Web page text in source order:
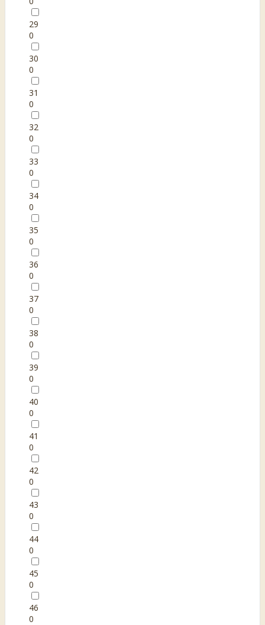
29
0
30
0
31
0
32
0
33
0
34
0
35
0
36
0
37
0
38
0
39
0
40
0
41
0
42
0
43
0
44
0
45
0
46
0